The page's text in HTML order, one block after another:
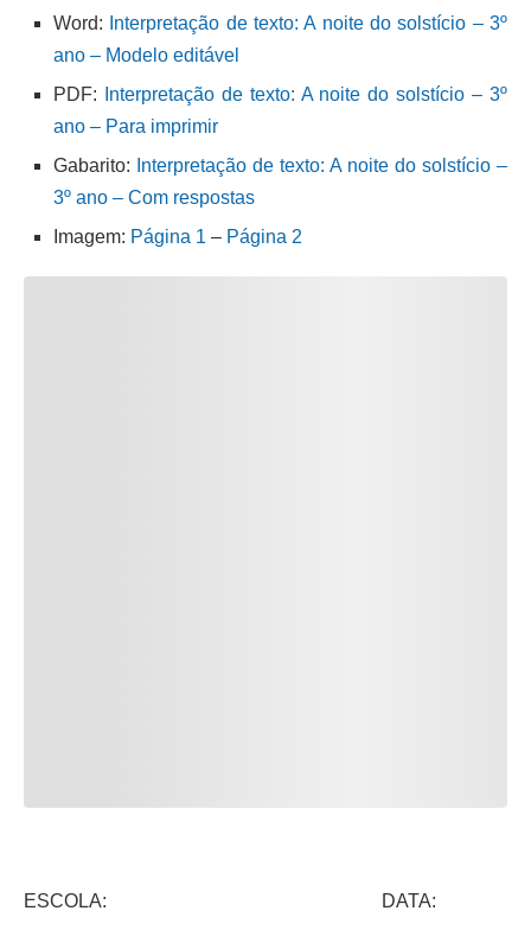
Word:
Interpretação de texto: A noite do solstício – 3º
ano – Modelo editável
PDF:
Interpretação de texto: A noite do solstício – 3º
ano – Para imprimir
Gabarito:
Interpretação de texto: A noite do solstício –
3º ano – Com respostas
Imagem: Página 1 – Página 2
ESCOLA: DATA: